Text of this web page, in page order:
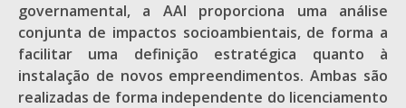
governamental, a AAI proporciona uma análise
conjunta de impactos socioambientais, de forma a
facilitar uma definição estratégica quanto à
instalação de novos empreendimentos. Ambas são
realizadas de forma independente do licenciamento